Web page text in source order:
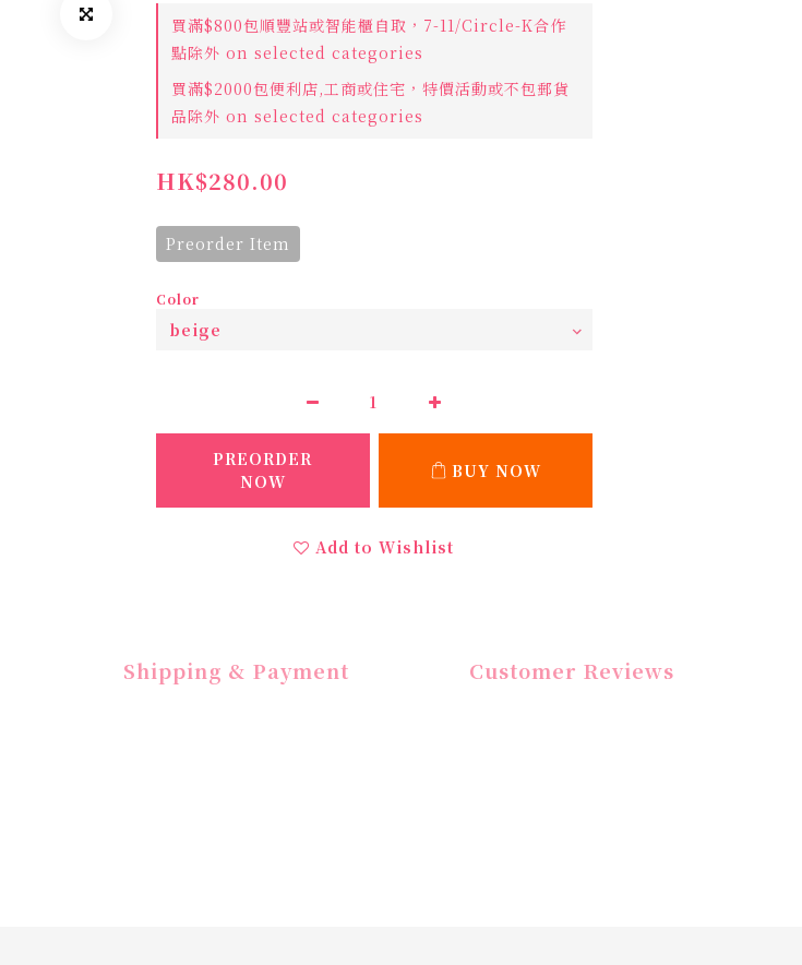
買滿$800包順豐站或智能櫃自取，7-11/Circle-K合作
點除外 on selected categories
買滿$2000包便利店,工商或住宅，特價活動或不包郵貨
品除外 on selected categories
HK$280.00
Preorder Item
Color
PREORDER
NOW
BUY NOW
Add to Wishlist
Shipping & Payment Customer Reviews